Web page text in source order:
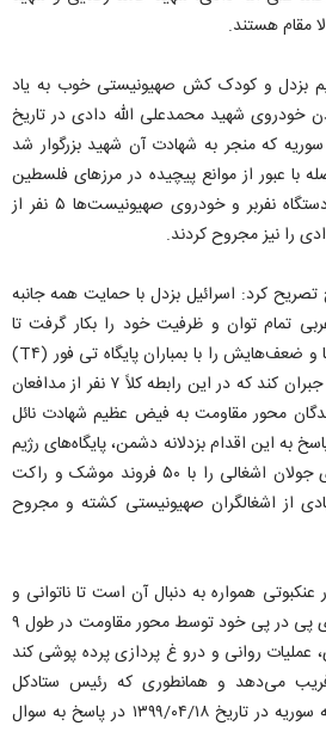
مقام هستند.
بزدل و کودک کش صهیونیستی خوب به یاد
خودروی شهید محمدعلی الله دادی در تاریخ
قنیطره سوریه که منجر به شهادت آن شهید بزرگوار شد
با عبور از موانع پیچیده در مرزهای فلسطین
اشغالی با هدف قراردادن ۳ دستگاه نفربر و خودروی صهیونیست‌ها ۵ نفر از
را نیز مجروح کردند.
کرد: اسرائیل بزدل با حمایت همه جانبه
تمام توان و ظرفیت خود را بکار گرفت تا
بخشی از ناتوانی‌ها، شکست‌ها و ضعف‌هایش را با بمباران پایگاه تی فور (T۴)
در تاریخ ۲۰/‏۰۱/‏۱۳۹۷‬ در سوریه جبران کند که در این رابطه کلاً ۷ نفر از مدافعان
محور مقاومت به فیض عظیم شهادت نائل
به این اقدام بزدلانه دشمن، پایگاه‌های رژیم
جعلی صهیونیستی در بلندیهای جولان اشغالی را با ۵۰ فروند موشک و راکت
از اشغالگران صهیونیستی کشته و مجروح
عنکبوتی همواره به دنبال آن است تا ناتوانی و
ضعف‌های شدید و شکست‌های پی در پی خود توسط محور مقاومت در طول ۹
عملیات روانی و درو غ پردازی پرده پوشی کند
می‌دهد و همانطوری که رئیس ستادکل
نیروهای مسلح در سفر اخیر به سوریه در تاریخ ۱۸/‏۰۴/‏۱۳۹۹‬ در پاسخ به سوال